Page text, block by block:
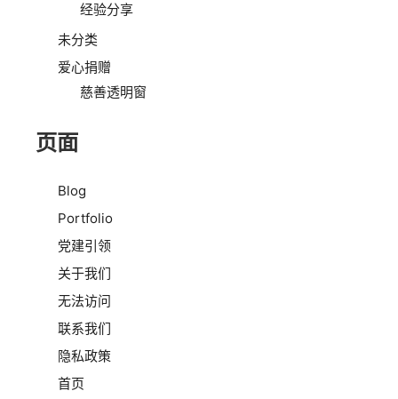
经验分享
未分类
爱心捐赠
慈善透明窗
页面
Blog
Portfolio
党建引领
关于我们
无法访问
联系我们
隐私政策
首页